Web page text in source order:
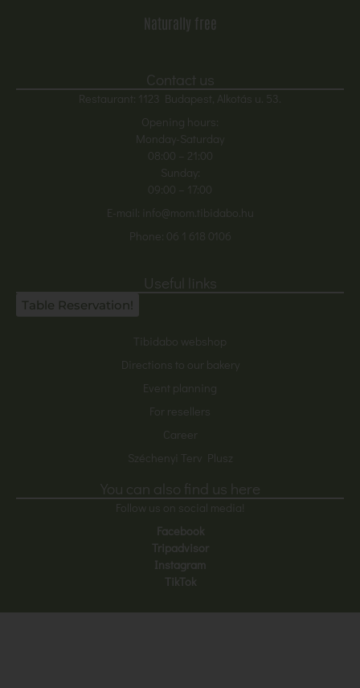
Naturally free
Contact us
Restaurant: 1123 Budapest, Alkotás u. 53.
Opening hours:
Monday-Saturday
08:00
– 21:00
Sunday:
09:00 – 17:00
E-mail: info@mom.tibidabo.hu
Phone: 06 1 618 0106
Useful links
Table Reservation!
Tibidabo webshop
Directions to our bakery
Event planning
For resellers
Career
Széchenyi Terv Plusz
You can also find us here
Follow us on social media!
Facebook
Tripadvisor
Instagram
TikTok